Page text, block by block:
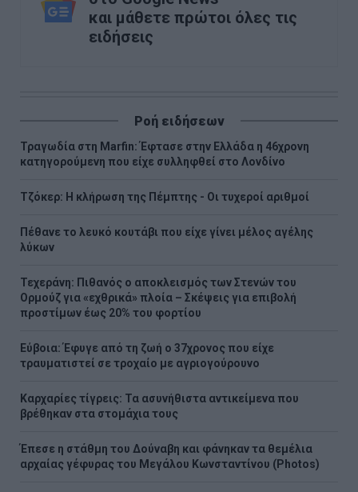
και μάθετε πρώτοι όλες τις
ειδήσεις
Ροή ειδήσεων
Τραγωδία στη Marfin: Έφτασε στην Ελλάδα η 46χρονη
κατηγορούμενη που είχε συλληφθεί στο Λονδίνο
Τζόκερ: Η κλήρωση της Πέμπτης - Οι τυχεροί αριθμοί
Πέθανε το λευκό κουτάβι που είχε γίνει μέλος αγέλης
λύκων
Τεχεράνη: Πιθανός ο αποκλεισμός των Στενών του
Ορμούζ για «εχθρικά» πλοία – Σκέψεις για επιβολή
προστίμων έως 20% του φορτίου
Εύβοια: Έφυγε από τη ζωή ο 37χρονος που είχε
τραυματιστεί σε τροχαίο με αγριογούρουνο
Καρχαρίες τίγρεις: Τα ασυνήθιστα αντικείμενα που
βρέθηκαν στα στομάχια τους
Έπεσε η στάθμη του Δούναβη και φάνηκαν τα θεμέλια
αρχαίας γέφυρας του Μεγάλου Κωνσταντίνου (Photos)